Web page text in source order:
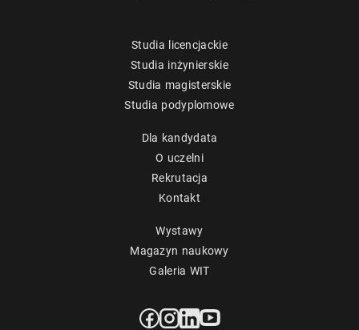
Studia licencjackie
Studia inżynierskie
Studia magisterskie
Studia podyplomowe
Dla kandydata
O uczelni
Rekrutacja
Kontakt
Wystawy
Magazyn naukowy
Galeria WIT